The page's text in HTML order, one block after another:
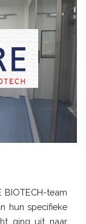
BIOTECH-team
hun specifieke
ging uit naar